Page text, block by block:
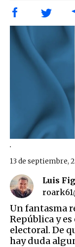
.
Luis
13 de septiembre,
Un fantasma
República y
electoral. De
hay duda